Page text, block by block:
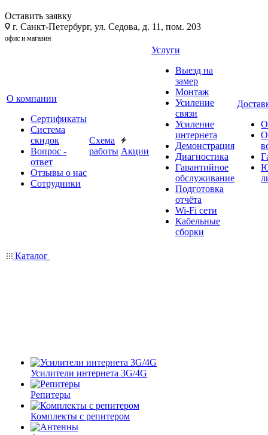
Оставить заявку
г. Санкт-Петербург, ул. Седова, д. 11, пом. 203
офис и магазин
О компании
Сертификаты
Система
скидок
Вопрос -
ответ
Отзывы о нас
Сотрудники
Схема
работы Акции
Услуги
Выезд на
замер
Монтаж
Усиление
связи
Усиление
интернета
Демонстрация
Диагностика
Гарантийное
обслуживание
Подготовка
отчёта
Wi-Fi сети
Кабельные
сборки
Каталог
Усилители интернета 3G/4G
Репитеры
Комплекты с репитером